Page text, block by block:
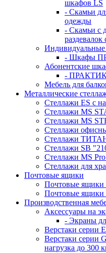
шкафов LS
- Скамьи
одежды
- Скамьи с
раздевалок
- Шкафы
Абонентские
- ПРАКТИК
Мебель для
Металлические
Стеллажи ES с
Стеллажи MS
Стеллажи MS
Стеллажи
Стеллажи
Стеллажи SB
Стеллажи MS
Стеллажи для
Почтовые ящики
Почтовые ящики
Почтовые
Производственная
Аксессуары на
- Экраны
Верстаки серии
Верстаки серии
нагрузка до 300